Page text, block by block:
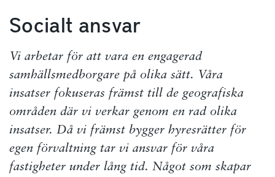
Socialt ansvar
Vi arbetar för att vara en engagerad
samhällsmedborgare på olika sätt. Våra
insatser fokuseras främst till de geografiska
områden där vi verkar genom en rad olika
insatser. Då vi främst bygger hyresrätter för
egen förvaltning tar vi ansvar för våra
fastigheter under lång tid. Något som skapar